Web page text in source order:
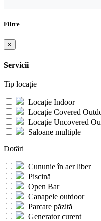
Filtre
×
Servicii
Tip locație
Locație Indoor
Locație Covered
Locație Uncovered
Saloane multiple
Dotări
Cununie în aer liber
Piscină
Open Bar
Canapele outdoor
Parcare păzită
Generator curent